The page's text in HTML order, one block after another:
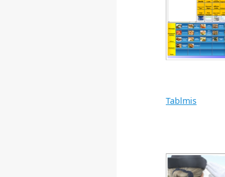
Tablmis